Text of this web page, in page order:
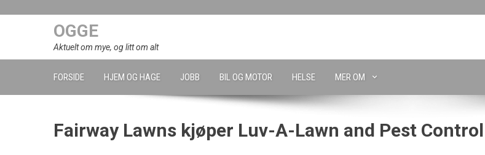
OGGE
Aktuelt om mye, og litt om alt
FORSIDE HJEM OG HAGE JOBB BIL OG MOTOR HELSE MER OM
Fairway Lawns kjøper Luv-A-Lawn and Pest Control